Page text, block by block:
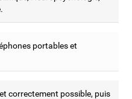
portables et
correctement possible, puis